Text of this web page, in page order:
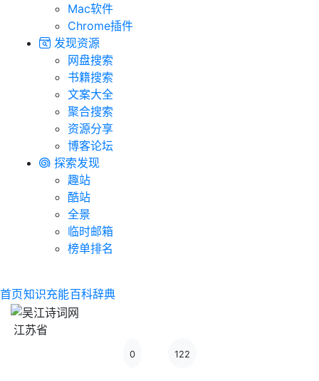
Mac软件
Chrome插件
发现资源
网盘搜索
书籍搜索
文案大全
聚合搜索
资源分享
博客论坛
探索发现
趣站
酷站
全景
临时邮箱
榜单排名
首页知识充能百科辞典
江苏省
0 122